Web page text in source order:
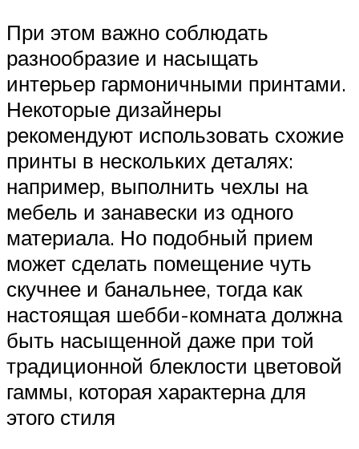
При этом важно соблюдать
разнообразие и насыщать
интерьер гармоничными принтами.
Некоторые дизайнеры
рекомендуют использовать схожие
принты в нескольких деталях:
например, выполнить чехлы на
мебель и занавески из одного
материала. Но подобный прием
может сделать помещение чуть
скучнее и банальнее, тогда как
настоящая шебби-комната должна
быть насыщенной даже при той
традиционной блеклости цветовой
гаммы, которая характерна для
этого стиля